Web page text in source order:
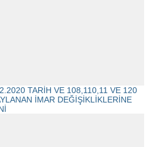
TARİH VE 108,110,11 VE 120
İMAR DEĞİŞİKLİKLERİNE